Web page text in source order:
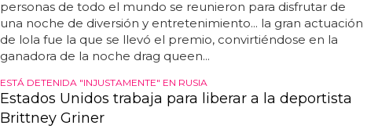
personas de todo el mundo se reunieron para disfrutar de
una noche de diversión y entretenimiento... la gran actuación
de lola fue la que se llevó el premio, convirtiéndose en la
ganadora de la noche drag queen...
ESTÁ DETENIDA "INJUSTAMENTE" EN RUSIA
Estados Unidos trabaja para liberar a la deportista
Brittney Griner